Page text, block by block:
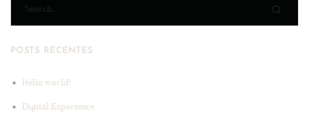
POSTS RECENTES
Hello world!
Digital Experience